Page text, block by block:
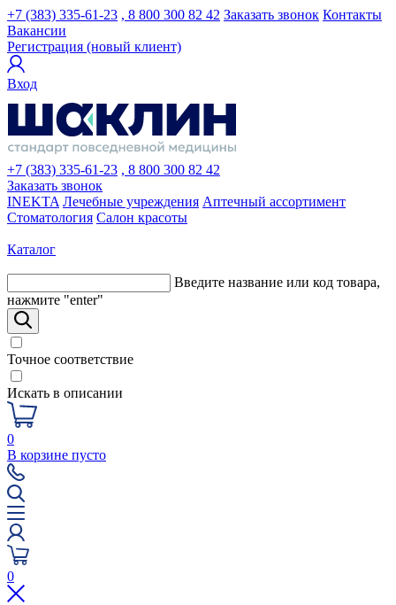
+7 (383) 335-61-23 , 8 800 300 82 42 Заказать звонок Контакты
Вакансии
Регистрация (новый клиент)
Вход
+7 (383) 335-61-23 , 8 800 300 82 42
Заказать звонок
INEKTA Лечебные учреждения Аптечный ассортимент
Стоматология Салон красоты
Каталог
Введите название или код товара,
нажмите "enter"
Точное соответствие
Искать в описании
0
В корзине пусто
0